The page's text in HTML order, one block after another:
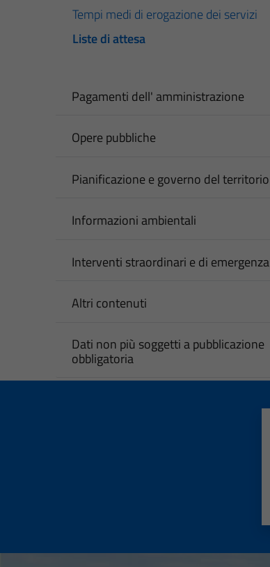
Tempi medi di erogazione dei servizi
Liste di attesa
Pagamenti dell' amministrazione
Opere pubbliche
Pianificazione e governo del territorio
Informazioni ambientali
Interventi straordinari e di emergenza
Altri contenuti
Dati non più soggetti a pubblicazione
obbligatoria